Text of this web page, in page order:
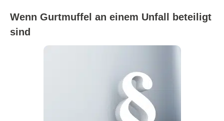
Wenn Gurtmuffel an einem Unfall beteiligt
sind